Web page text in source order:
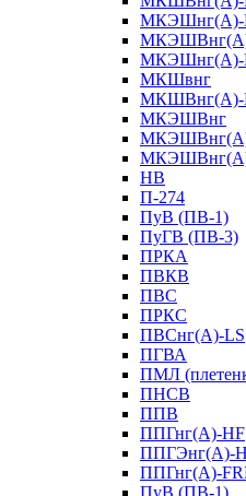
МКЭШнг(А)-
МКЭШнг(А)-
МКШвнг
МКШВнг(А)-
МКЭШВнг
НВ
П-274
ПуВ (ПВ-1)
ПуГВ (ПВ-3)
ПРКА
ПВКВ
ПВС
ПРКС
ПВСнг(А)-LS
ПГВА
ПМЛ
ПНСВ
ППВ
ППГнг(А)-HF
ППГЭнг(А)-
ППГнг(А)-
ПуВ (ПВ-1)